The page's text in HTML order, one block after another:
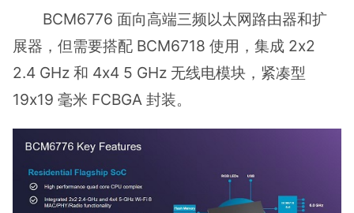
BCM6776 面向高端三频以太网路由器和扩
展器，但需要搭配 BCM6718 使用，集成 2x2
2.4 GHz 和 4x4 5 GHz 无线电模块，紧凑型
19x19 毫米 FCBGA 封装。